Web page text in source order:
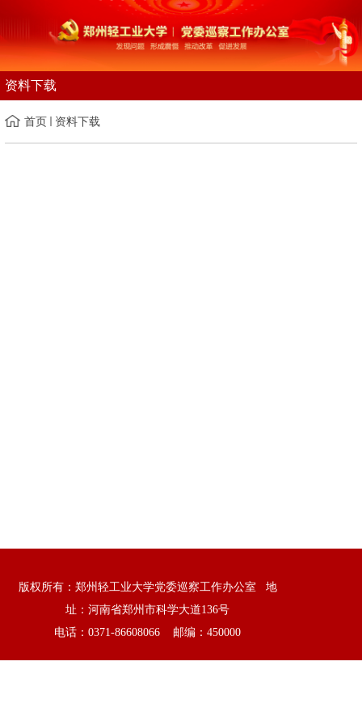
资料下载
首页 资料下载
版权所有：郑州轻工业大学党委巡察工作办公室 地
址：河南省郑州市科学大道136号
电话：0371-86608066 邮编：450000